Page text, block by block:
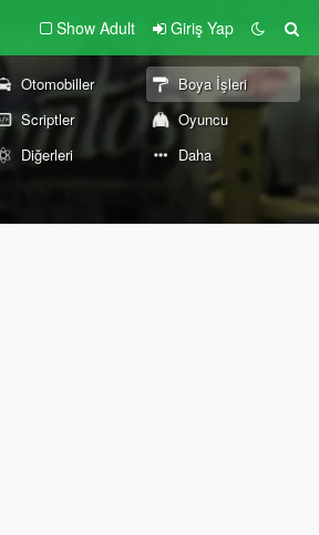
Show Adult Giriş Yap
Otomobiller
Boya İşleri
Scriptler
Oyuncu
Diğerleri Daha